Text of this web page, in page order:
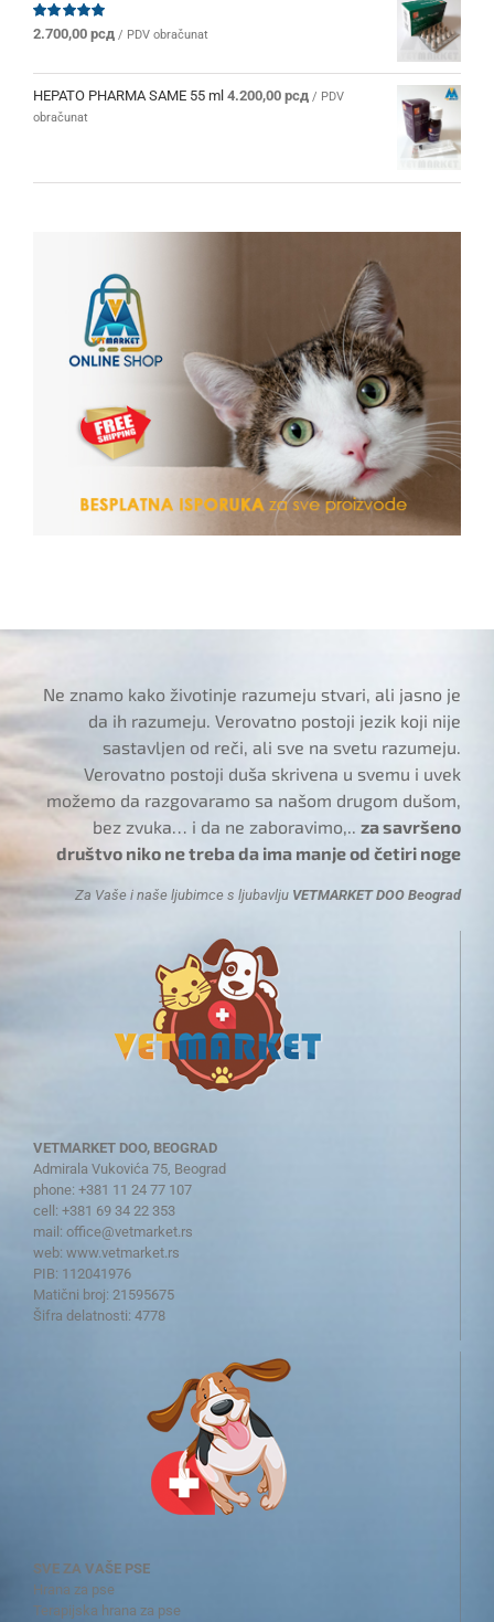
Ocenjeno
od 5
2.700,00 рсд / PDV obračunat
HEPATO PHARMA SAME 55 ml 4.200,00 рсд / PDV
obračunat
Ne znamo kako životinje razumeju stvari, ali jasno je
da ih razumeju. Verovatno postoji jezik koji nije
sastavljen od reči, ali sve na svetu razumeju.
Verovatno postoji duša skrivena u svemu i uvek
možemo da razgovaramo sa našom drugom dušom,
bez zvuka… i da ne zaboravimo,..za savršeno
društvo niko ne treba da ima manje od četiri noge
Za Vaše i naše ljubimce s ljubavlju VETMARKET DOO Beograd
VETMARKET DOO, BEOGRAD
Admirala Vukovića 75, Beograd
phone: +381 11 24 77 107
cell: +381 69 34 22 353
mail: office@vetmarket.rs
web: www.vetmarket.rs
PIB: 112041976
Matični broj: 21595675
Šifra delatnosti: 4778
SVE ZA VAŠE PSE
Hrana za pse
Terapijska hrana za pse